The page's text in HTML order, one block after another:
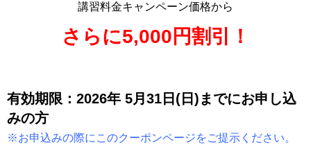
講習料金キャンペーン価格から
さらに5,000円割引！
有効期限：2026年 5月31日(日 )までにお申し込
みの方
※お申込みの際にこのクーポンページをご提示ください。